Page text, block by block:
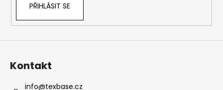
PŘIHLÁSIT SE
Kontakt
info@texbase.cz